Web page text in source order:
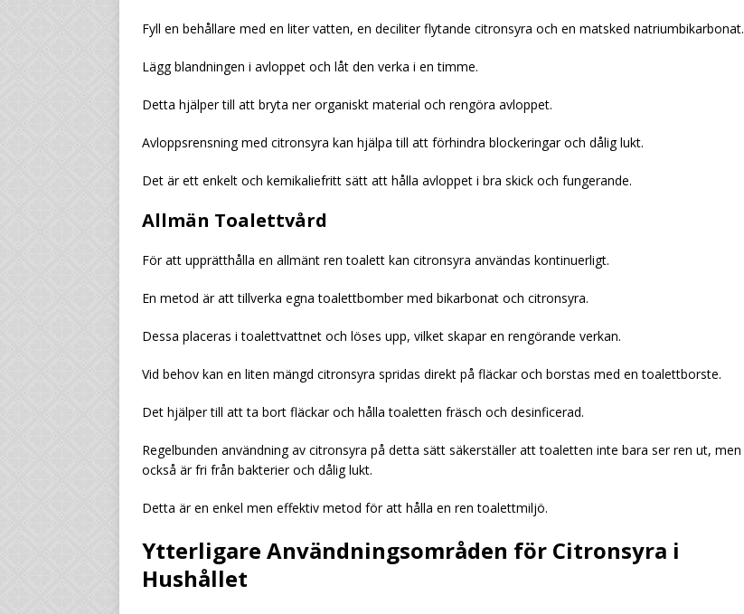
Fyll en behållare med en liter vatten, en deciliter flytande citronsyra och en matsked natriumbikarbonat.
Lägg blandningen i avloppet och låt den verka i en timme.
Detta hjälper till att bryta ner organiskt material och rengöra avloppet.
Avloppsrensning med citronsyra kan hjälpa till att förhindra blockeringar och dålig lukt.
Det är ett enkelt och kemikaliefritt sätt att hålla avloppet i bra skick och fungerande.
Allmän Toalettvård
För att upprätthålla en allmänt ren toalett kan citronsyra användas kontinuerligt.
En metod är att tillverka egna toalettbomber med bikarbonat och citronsyra.
Dessa placeras i toalettvattnet och löses upp, vilket skapar en rengörande verkan.
Vid behov kan en liten mängd citronsyra spridas direkt på fläckar och borstas med en toalettborste.
Det hjälper till att ta bort fläckar och hålla toaletten fräsch och desinficerad.
Regelbunden användning av citronsyra på detta sätt säkerställer att toaletten inte bara ser ren ut, men
också är fri från bakterier och dålig lukt.
Detta är en enkel men effektiv metod för att hålla en ren toalettmiljö.
Ytterligare Användningsområden för Citronsyra i
Hushållet